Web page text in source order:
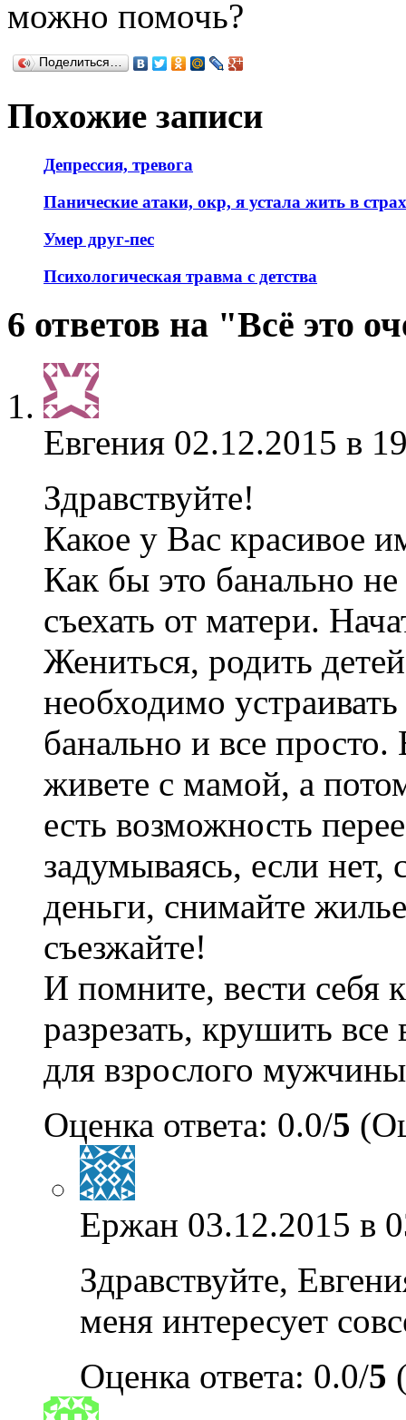
можно помочь?
Поделиться…
Похожие записи
Депрессия, тревога
Панические атаки, окр, я устала жить в
Умер друг-пес
Психологическая травма с детства
6 ответов на "Всё это
Евгения 02.12.2015 в
Здравствуйте!
Какое у Вас красивое
Как бы это банально
съехать от матери.
Жениться, родить
необходимо
банально и все
живете с мамой, а
есть возможность
задумываясь, если нет,
деньги, снимайте
съезжайте!
И помните, вести себя
разрезать, крушить
для взрослого
Оценка ответа: 0.0/5
Ержан 03.12.2015 в
Здравствуйте,
меня интересует
Оценка ответа: 0.0/5